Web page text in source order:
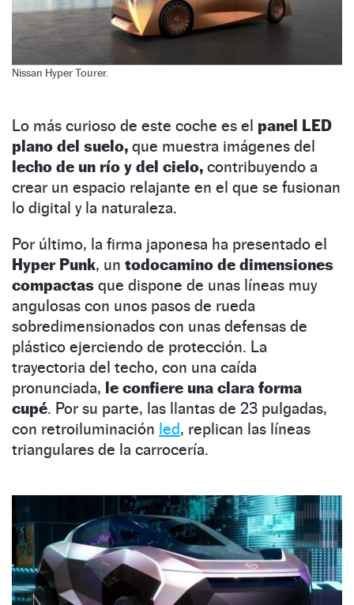
Nissan Hyper Tourer.
Lo más curioso de este coche es el panel LED
plano del suelo, que muestra imágenes del
lecho de un río y del cielo, contribuyendo a
crear un espacio relajante en el que se fusionan
lo digital y la naturaleza.
Por último, la firma japonesa ha presentado el
Hyper Punk, un todocamino de dimensiones
compactas que dispone de unas líneas muy
angulosas con unos pasos de rueda
sobredimensionados con unas defensas de
plástico ejerciendo de protección. La
trayectoria del techo, con una caída
pronunciada, le confiere una clara forma
cupé. Por su parte, las llantas de 23 pulgadas,
con retroiluminación led, replican las líneas
triangulares de la carrocería.